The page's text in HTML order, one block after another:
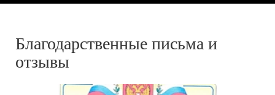
Благодарственные письма и
отзывы